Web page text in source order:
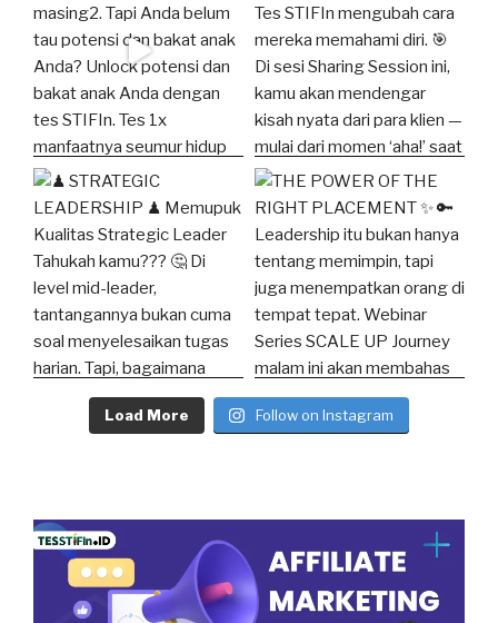
Load More Follow on Instagram